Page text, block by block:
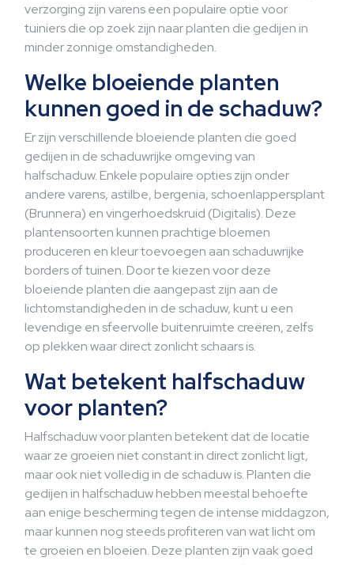
verzorging zijn varens een populaire optie voor
tuiniers die op zoek zijn naar planten die gedijen in
minder zonnige omstandigheden.
Welke bloeiende planten
kunnen goed in de schaduw?
Er zijn verschillende bloeiende planten die goed
gedijen in de schaduwrijke omgeving van
halfschaduw. Enkele populaire opties zijn onder
andere varens, astilbe, bergenia, schoenlappersplant
(Brunnera) en vingerhoedskruid (Digitalis). Deze
plantensoorten kunnen prachtige bloemen
produceren en kleur toevoegen aan schaduwrijke
borders of tuinen. Door te kiezen voor deze
bloeiende planten die aangepast zijn aan de
lichtomstandigheden in de schaduw, kunt u een
levendige en sfeervolle buitenruimte creëren, zelfs
op plekken waar direct zonlicht schaars is.
Wat betekent halfschaduw
voor planten?
Halfschaduw voor planten betekent dat de locatie
waar ze groeien niet constant in direct zonlicht ligt,
maar ook niet volledig in de schaduw is. Planten die
gedijen in halfschaduw hebben meestal behoefte
aan enige bescherming tegen de intense middagzon,
maar kunnen nog steeds profiteren van wat licht om
te groeien en bloeien. Deze planten zijn vaak goed